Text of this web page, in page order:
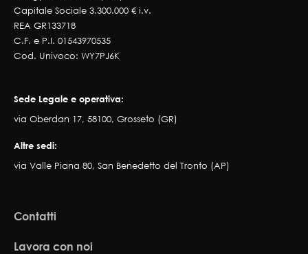
Capitale Sociale 3.300.000 € i.v.
REA GR133718
C.F. e P.I. 01543970535
Cod. Univoco: WY7PJ6K
Sede Legale e operativa:
via Oberdan 17, 58100, Grosseto (GR)
Altre sedi:
via Valle Piana 80, San Benedetto del Tronto (AP)
Contatti
Lavora con noi